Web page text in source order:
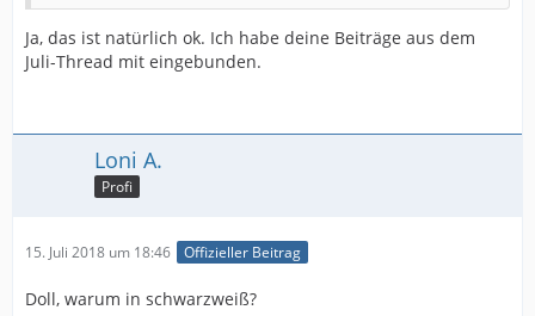
Ja, das ist natürlich ok. Ich habe deine Beiträge aus dem
Juli-Thread mit eingebunden.
Loni A.
Profi
15. Juli 2018 um 18:46 Offizieller Beitrag
Doll, warum in schwarzweiß?